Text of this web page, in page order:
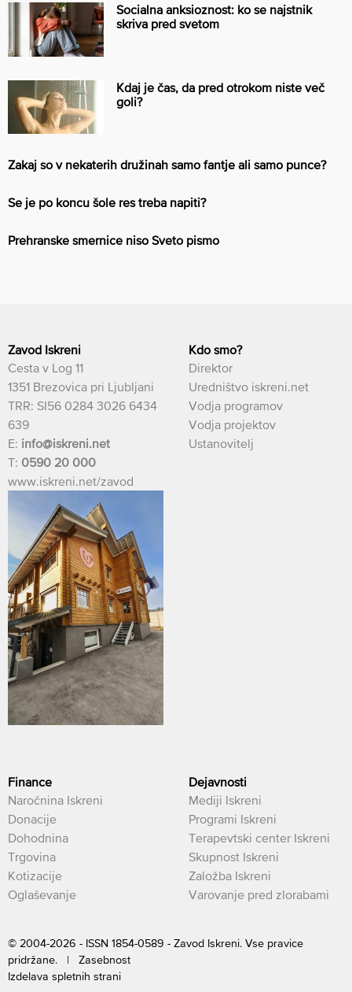
Socialna anksioznost: ko se najstnik
skriva pred svetom
Kdaj je čas, da pred otrokom niste več
goli?
Zakaj so v nekaterih družinah samo fantje ali samo punce?
Se je po koncu šole res treba napiti?
Prehranske smernice niso Sveto pismo
Zavod Iskreni
Cesta v Log 11
1351 Brezovica pri Ljubljani
TRR: SI56 0284 3026 6434
639
E: info@iskreni.net
T: 0590 20 000
www.iskreni.net/zavod
Kdo smo?
Direktor
Uredništvo iskreni.net
Vodja programov
Vodja projektov
Ustanovitelj
Finance
Naročnina Iskreni
Donacije
Dohodnina
Trgovina
Kotizacije
Oglaševanje
Dejavnosti
Mediji Iskreni
Programi Iskreni
Terapevtski center Iskreni
Skupnost Iskreni
Založba Iskreni
Varovanje pred zlorabami
© 2004-2026 - ISSN 1854-0589 - Zavod Iskreni. Vse pravice
pridržane. | Zasebnost
Izdelava spletnih strani